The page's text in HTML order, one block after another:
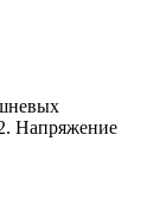
Напряжение